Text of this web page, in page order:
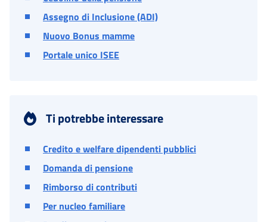
Assegno di Inclusione (ADI)
Nuovo Bonus mamme
Portale unico ISEE
Ti potrebbe interessare
Credito e welfare dipendenti pubblici
Domanda di pensione
Rimborso di contributi
Per nucleo familiare